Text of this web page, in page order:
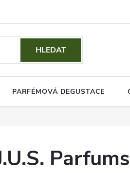
HLEDAT
PARFÉMOVÁ DEGUSTACE